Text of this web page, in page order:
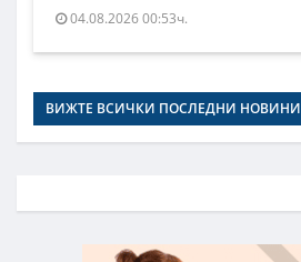
04.08.2026 00:53ч.
ВИЖТЕ ВСИЧКИ ПОСЛЕДНИ НОВИНИ